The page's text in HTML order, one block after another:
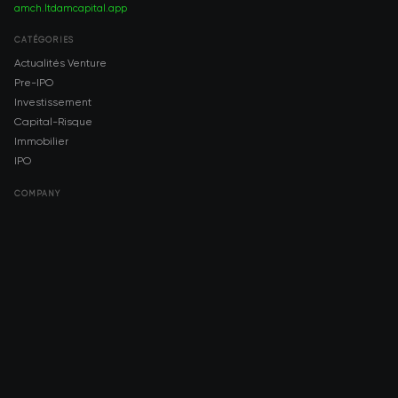
amch.ltdamcapital.app
CATÉGORIES
Actualités Venture
Pre-IPO
Investissement
Capital-Risque
Immobilier
IPO
COMPANY